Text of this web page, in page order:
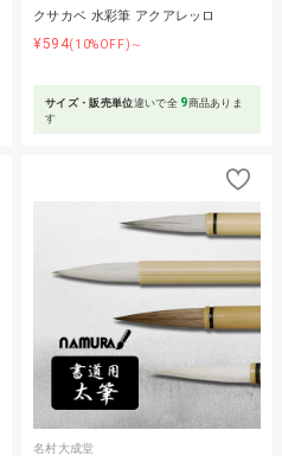
クサカベ 水彩筆 アクアレッロ
¥594(10%OFF)～
サイズ・販売単位違いで全 9商品ありま
す
名村大成堂